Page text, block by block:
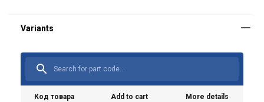
Код товара Add to cart More details